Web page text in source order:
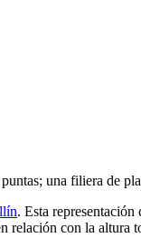
una filiera de
. Esta
con la